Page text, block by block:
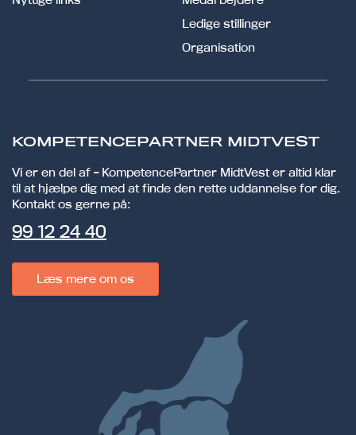
Ledige stillinger
Organisation
KOMPETENCEPARTNER MIDTVEST
Vi er en del af - KompetencePartner MidtVest er altid klar
til at hjælpe dig med at finde den rette uddannelse for dig.
Kontakt os gerne på:
99 12 24 40
Læs mere om os